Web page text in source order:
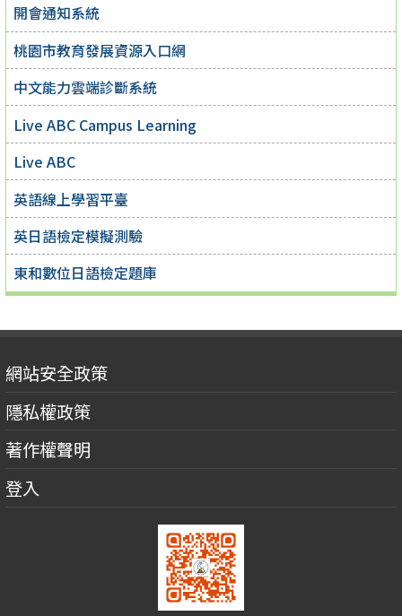
開會通知系統
桃園市教育發展資源入口網
中文能力雲端診斷系統
Live ABC Campus Learning
Live ABC
英語線上學習平臺
英日語檢定模擬測驗
東和數位日語檢定題庫
網站安全政策
隱私權政策
著作權聲明
登入